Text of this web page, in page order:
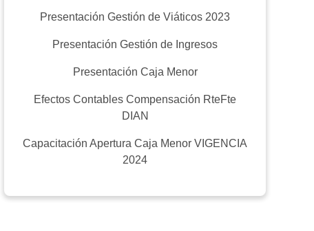
Presentación Gestión de Viáticos 2023
Presentación Gestión de Ingresos
Presentación Caja Menor
Efectos Contables Compensación RteFte
DIAN
Capacitación Apertura Caja Menor VIGENCIA
2024